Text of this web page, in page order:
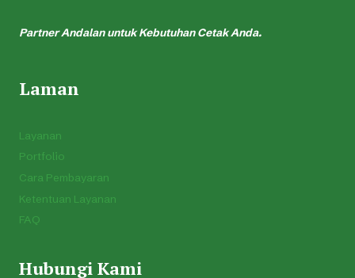
Partner Andalan untuk Kebutuhan Cetak Anda.
Laman
Layanan
Portfolio
Cara Pembayaran
Ketentuan Layanan
FAQ
Hubungi Kami